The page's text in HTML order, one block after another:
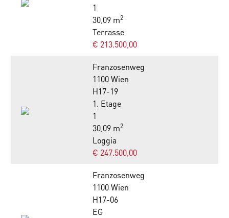
1
30,09 m2
Terrasse
€ 213.500,00
Franzosenweg
1100 Wien
H17-19
1. Etage
1
30,09 m2
Loggia
€ 247.500,00
Franzosenweg
1100 Wien
H17-06
EG